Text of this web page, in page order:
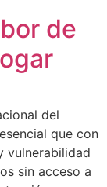
de
del
que con
vulnerabilidad
sin acceso a